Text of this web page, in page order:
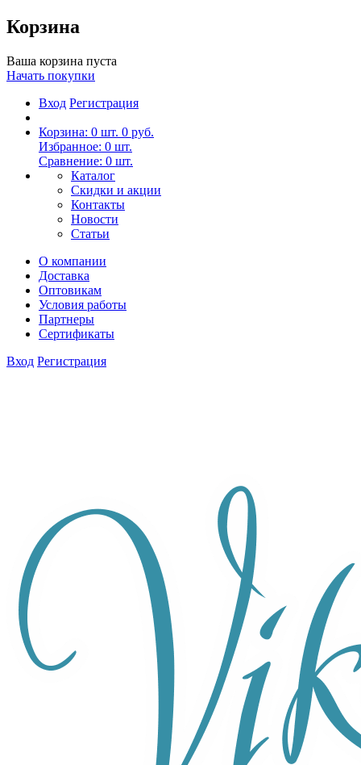
Корзина
Ваша корзина пуста
Начать покупки
Вход Регистрация
Корзина: 0 шт. 0 руб.
Избранное: 0 шт.
Сравнение: 0 шт.
Каталог
Скидки и акции
Контакты
Новости
Статьи
О компании
Доставка
Оптовикам
Условия работы
Партнеры
Сертификаты
Вход Регистрация